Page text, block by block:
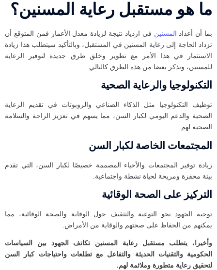
ما هو مستقبل رعاية المسنين؟
بما أن أعداد المسنين في ازدياد نتيجة لزيادة معدل الأعمار فمن المتوقع أن
تزداد الحاجة إلى رعاية المسنين في المستقبل، وبالتأكيد سيتطلب هذا زيادة
الاستثمار في هذا الأمر مع تطوير وخلق طرق جديدة لتوفير الرعاية
للمسنين، ونذكر بعضا من هذه الطرق كالتالي:
التكنولوجيا والرعاية الصحية
توظيف التكنولوجيا مثل الذكاء الصناعي والروبوتات في تقديم الرعاية
الصحية والدعم اليومي لكبار السن، مما يسهم في تعزيز الراحة والسلامة
الصحية لهم.
المجتمعات الخاصة لكبار السن
زيادة توفير المجتمعات والأحياء المصممة خصيصًا لكبار السن، التي تقدم
بيئة محفزة ومريحة لحياة نشطة واجتماعية.
التركيز على الصحة الوقائية
توجيه الجهود نحو التوعية والتثقيف حول الوقاية والصحة الوقائية، مما
يمكنهم من الحفاظ على صحتهم والوقاية من الأمراض.
وأخيرا، يتطلب مستقبل رعاية المسنين تكاتف الجهود بين السياسات
الحكومية والتقنيات الحديثة والتفاعل مع تطلعات واحتياجات كبار السن
لتحقيق رعاية متطورة وملائمة لهم.